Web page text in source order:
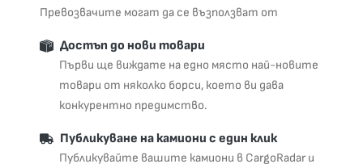
Превозвачите могат да се възползват от
Достъп до нови товари
Първи ще виждате на едно място най-новите
товари от няколко борси, което ви дава
конкурентно предимство.
Публикуване на камиони с един клик
Публикувайте вашите камиони в CargoRadar и